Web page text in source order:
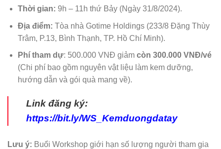
Thời gian: 9h – 11h thứ Bảy (Ngày 31/8/2024).
Địa điểm: Tòa nhà Gotime Holdings (233/8 Đặng Thùy
Trâm, P.13, Bình Thạnh, TP. Hồ Chí Minh).
Phí tham dự: 500.000 VNĐ giảmcòn 300.000 VNĐ/vé
(Chi phí bao gồm nguyên vật liệu làm kem dưỡng,
hướng dẫn và gói quà mang về).
Link đăng ký:
https://bit.ly/WS_Kemduongdatay
Lưu ý: Buổi Workshop giới hạn số lượng người tham gia